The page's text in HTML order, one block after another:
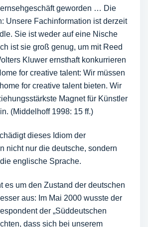
geworden … Die
Unsere Fachinformation ist derzeit
Sie ist weder auf eine Nische
ist sie groß genug, um mit Reed
Kluwer ernsthaft konkurrieren
for creative talent: Wir müssen
for creative talent bieten. Wir
Magnet für Künstler
(Middelhoff 1998: 15 ff.)
dieses Idiom der
nicht nur die deutsche, sondern
englische Sprache.
es um den Zustand der deutschen
aus: Im Mai 2000 wusste der
der „Süddeutschen
dass sich bei unserem